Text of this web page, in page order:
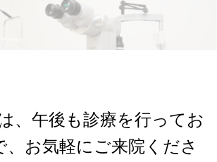
、午後も診療を行ってお
、お気軽にご来院くださ